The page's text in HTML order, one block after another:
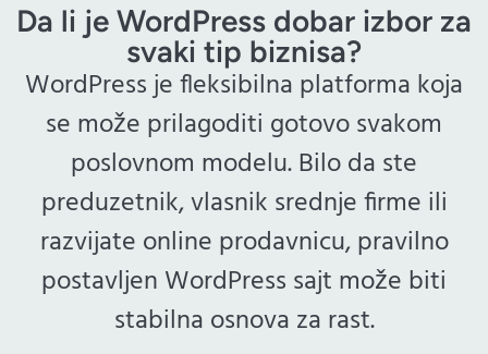
Da li je WordPress dobar izbor za
svaki tip biznisa?
WordPress je fleksibilna platforma koja
se može prilagoditi gotovo svakom
poslovnom modelu. Bilo da ste
preduzetnik, vlasnik srednje firme ili
razvijate online prodavnicu, pravilno
postavljen WordPress sajt može biti
stabilna osnova za rast.